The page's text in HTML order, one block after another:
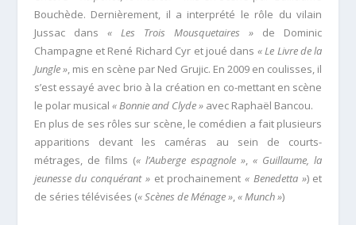
Bouchède. Dernièrement, il a interprété le rôle du vilain
Jussac dans « Les Trois Mousquetaires » de Dominic
Champagne et René Richard Cyr et joué dans « Le Livre de la
Jungle », mis en scène par Ned Grujic. En 2009 en coulisses, il
s’est essayé avec brio à la création en co-mettant en scène
le polar musical « Bonnie and Clyde »avec Raphaël Bancou.
En plus de ses rôles sur scène, le comédien a fait plusieurs
apparitions devant les caméras au sein de courts-
métrages, de films (« l’Auberge espagnole »,« Guillaume, la
jeunesse du conquérant »et prochainement« Benedetta ») et
de séries télévisées (« Scènes de Ménage »,« Munch »)